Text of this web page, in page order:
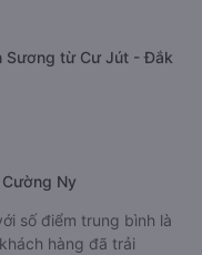
Sương từ Cư Jút - Đắk
Ny
số điểm trung bình là
hàng đã trải